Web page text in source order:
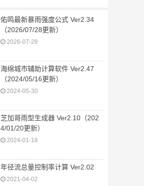
佑鸣最新暴雨强度公式 Ver2.34
（2026/07/28更新）
2026-07-28
海绵城市辅助计算软件 Ver2.47
（2024/05/16更新）
2024-05-30
芝加哥雨型生成器 Ver2.10（202
4/01/20更新）
2024-01-18
年径流总量控制率计算 Ver2.02
2021-04-02